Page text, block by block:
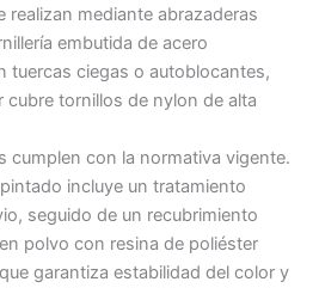
realizan mediante abrazaderas
embutida de acero
tuercas ciegas o autoblocantes,
cubre tornillos de nylon de alta
cumplen con la normativa vigente.
incluye un tratamiento
seguido de un recubrimiento
polvo con resina de poliéster
garantiza estabilidad del color y